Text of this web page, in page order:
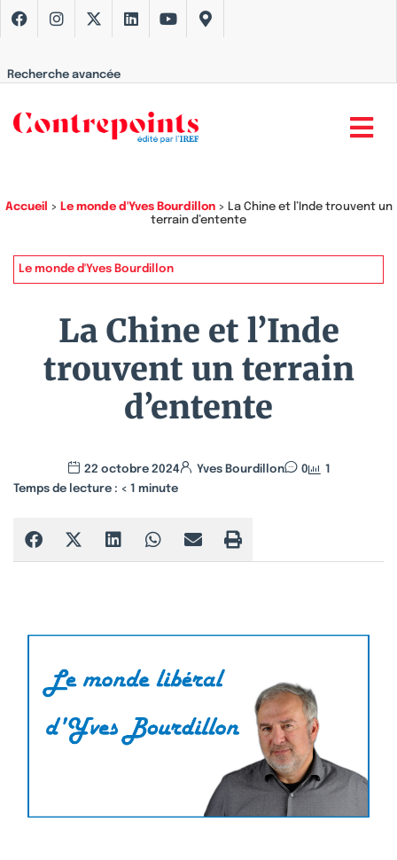
Recherche avancée
Accueil > Le monde d'Yves Bourdillon> La Chine et l’Inde trouvent un
terrain d’entente
Le monde d'Yves Bourdillon
La Chine et l’Inde
trouvent un terrain
d’entente
22 octobre 2024 Yves Bourdillon 0
1
Temps de lecture : < 1 minute